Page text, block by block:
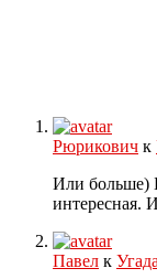
Рюрикович к
Или больше)
интересная.
Павел к